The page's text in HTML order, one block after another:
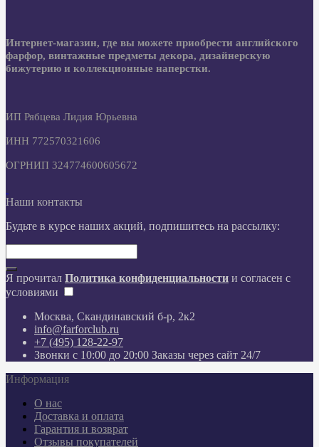
Интернет-магазин, где вы можете приобрести английского
фарфор, винтажные предметы декора, дизайнерскую
бижутерию и коллекционные наперстки.
ИП Рябцева Лидия Юрьевна
ИНН 772570321606
ОГРНИП 324774600605672
Наши контакты
Будьте в курсе наших акций, подпишитесь на рассылку:
Я прочитал Политика конфиденциальности и согласен с
условиями
Москва, Скандинавский б-р, 2к2
info@farforclub.ru
+7 (495) 128-22-97
Звонки c 10:00 до 20:00 Заказы через сайт 24/7
Информация
О нас
Доставка и оплата
Гарантия и возврат
Отзывы покупателей